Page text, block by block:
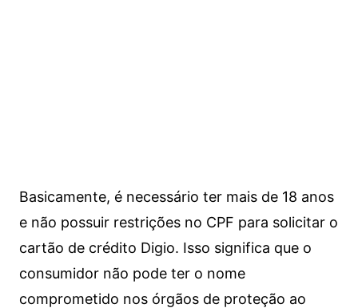
Basicamente, é necessário ter mais de 18 anos
e não possuir restrições no CPF para solicitar o
cartão de crédito Digio. Isso significa que o
consumidor não pode ter o nome
comprometido nos órgãos de proteção ao